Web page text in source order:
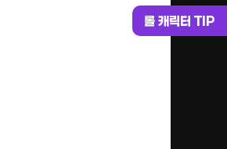
롤 캐릭터 TIP